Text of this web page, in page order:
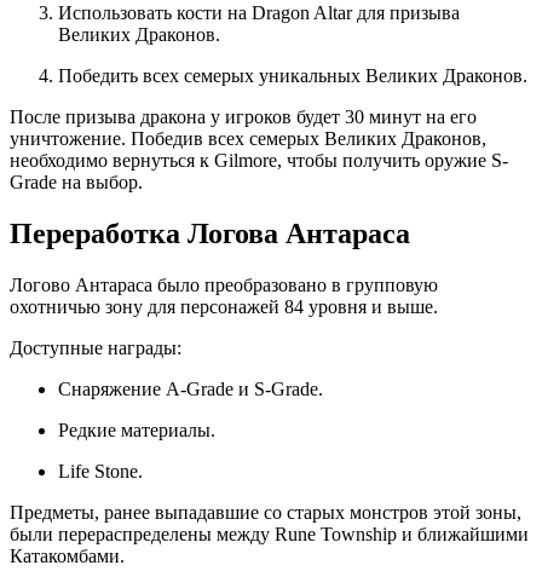
Использовать кости на Dragon Altar для призыва
Великих Драконов.
Победить всех семерых уникальных Великих Драконов.
После призыва дракона у игроков будет 30 минут на его
уничтожение. Победив всех семерых Великих Драконов,
необходимо вернуться к Gilmore, чтобы получить оружие S-
Grade на выбор.
Переработка Логова Антараса
Логово Антараса было преобразовано в групповую
охотничью зону для персонажей 84 уровня и выше.
Доступные награды:
Снаряжение A-Grade и S-Grade.
Редкие материалы.
Life Stone.
Предметы, ранее выпадавшие со старых монстров этой зоны,
были перераспределены между Rune Township и ближайшими
Катакомбами.